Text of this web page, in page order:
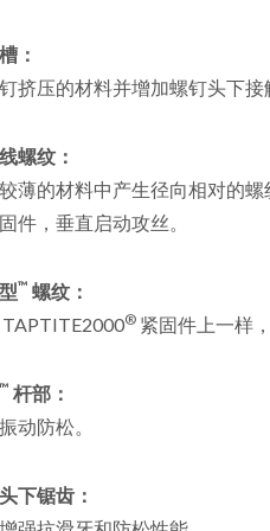
：
挤压的材料并增加螺钉头下接
螺纹：
薄的材料中产生径向相对的螺
件，垂直启动攻丝。
™ 螺纹：
® 紧固件上一样
™ 杆部：
动防松。
下锯齿：